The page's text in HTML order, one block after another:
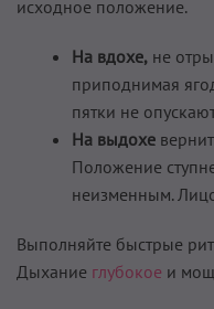
исходное положение.
На вдохе, не
приподнимая
пятки не
На выдохе
Положение
неизменным.
Выполняйте быстрые
Дыхание глубокое и